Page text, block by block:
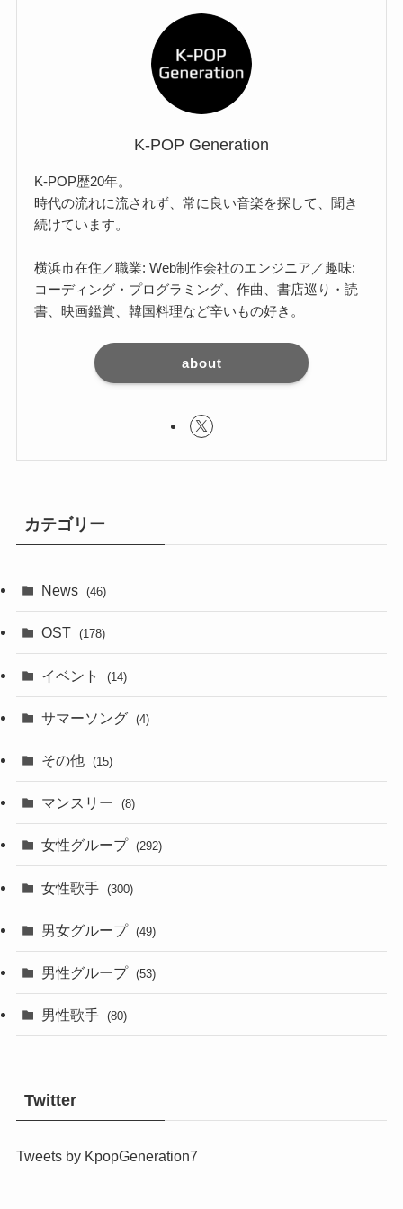
K-POP Generation
K-POP歴20年。
時代の流れに流されず、常に良い音楽を探して、聞き
続けています。
横浜市在住／職業: Web制作会社のエンジニア／趣味:
コーディング・プログラミング、作曲、書店巡り・読
書、映画鑑賞、韓国料理など辛いもの好き。
about
カテゴリー
News (46)
OST (178)
イベント (14)
サマーソング (4)
その他 (15)
マンスリー (8)
女性グループ (292)
女性歌手 (300)
男女グループ (49)
男性グループ (53)
男性歌手 (80)
Twitter
Tweets by KpopGeneration7